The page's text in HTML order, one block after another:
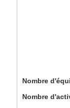
Nombre
Nombre